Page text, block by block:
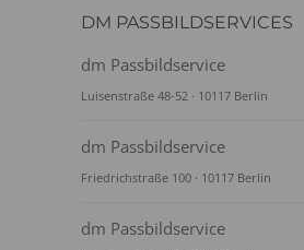
DM PASSBILDSERVICES
dm Passbildservice
Luisenstraße 48-52 · 10117 Berlin
dm Passbildservice
Friedrichstraße 100 · 10117 Berlin
dm Passbildservice